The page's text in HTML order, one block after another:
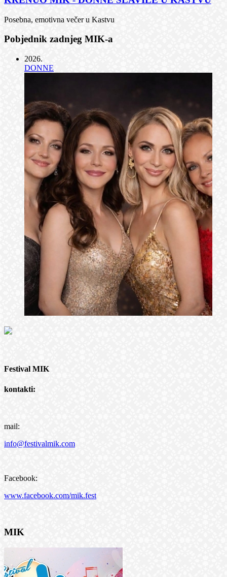
Posebna, emotivna večer u Kastvu
Pobjednik zadnjeg MIK-a
2026.
DONNE
Festival MIK
kontakti:
mail:
info@festivalmik.com
Facebook:
www.facebook.com/mik.fest
MIK